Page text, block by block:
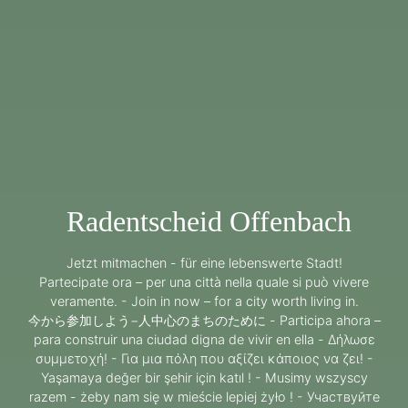
Radentscheid Offenbach
Jetzt mitmachen - für eine lebenswerte Stadt!
Partecipate ora – per una città nella quale si può vivere
veramente. - Join in now – for a city worth living in.
今から参加しよう−人中心のまちのために - Participa ahora –
para construir una ciudad digna de vivir en ella - Δήλωσε
συμμετοχή! - Για μια πόλη που αξίζει κάποιος να ζει! -
Yaşamaya değer bir şehir için katıl ! - Musimy wszyscy
razem - żeby nam się w mieście lepiej żyło ! - Участвуйте